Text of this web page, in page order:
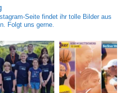
Seite findet ihr tolle Bilder aus
Folgt uns gerne.